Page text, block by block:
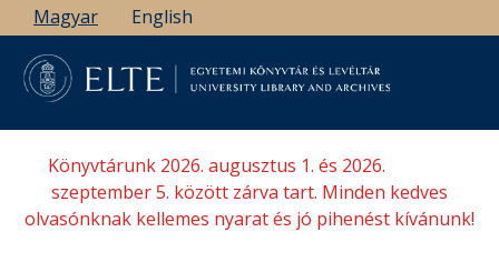
Ugrás
a
tartalomra
Magyar English
Könyvtárunk 2026. augusztus 1. és 2026.
szeptember 5. között zárva tart. Minden kedves
olvasónknak kellemes nyarat és jó pihenést kívánunk!